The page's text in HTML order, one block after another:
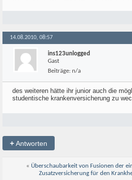
14.08.2010, 08:57
ins123unlogged
Gast
Beiträge: n/a
des weiteren hätte ihr junior auch die
studentische krankenversicherung zu
+Antworten
« Überschaubarkeit von Fusionen der
Zusatzversicherung für den